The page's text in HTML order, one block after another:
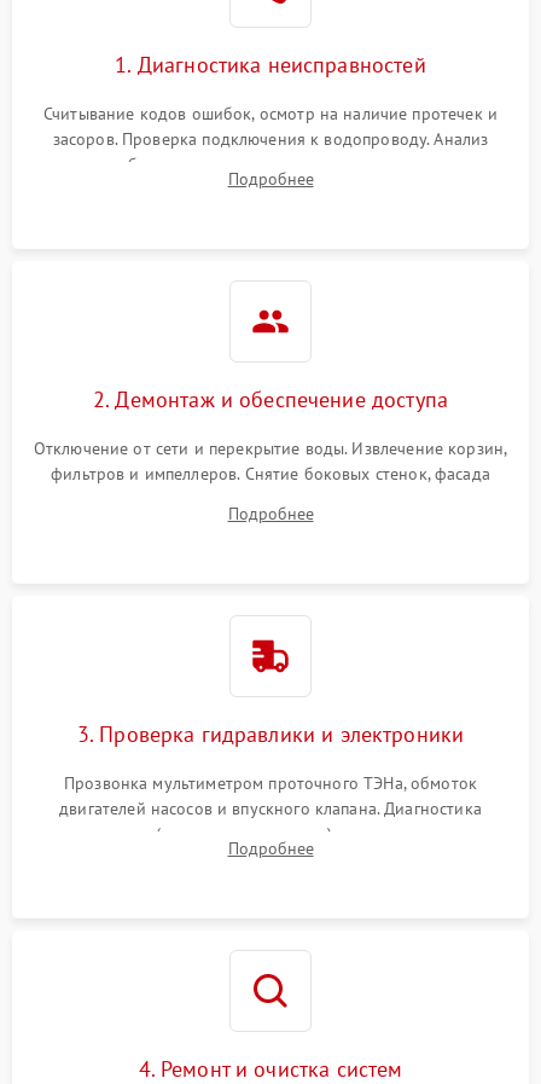
1. Диагностика неисправностей
Считывание кодов ошибок, осмотр на наличие протечек и
засоров. Проверка подключения к водопроводу. Анализ
жалоб на отсутствие слива, нагрева, вращения
разбрызгивателей или срабатывание системы защиты
Подробнее
2. Демонтаж и обеспечение доступа
Отключение от сети и перекрытие воды. Извлечение корзин,
фильтров и импеллеров. Снятие боковых стенок, фасада
циркуляционному насосу, ТЭНу и сливной помпе.
Подробнее
3. Проверка гидравлики и электроники
Прозвонка мультиметром проточного ТЭНа, обмоток
двигателей насосов и впускного клапана. Диагностика
прессостата (датчика уровня воды), датчика мутности,
концевика дверцы и электронного модуля управления.
Подробнее
4. Ремонт и очистка систем